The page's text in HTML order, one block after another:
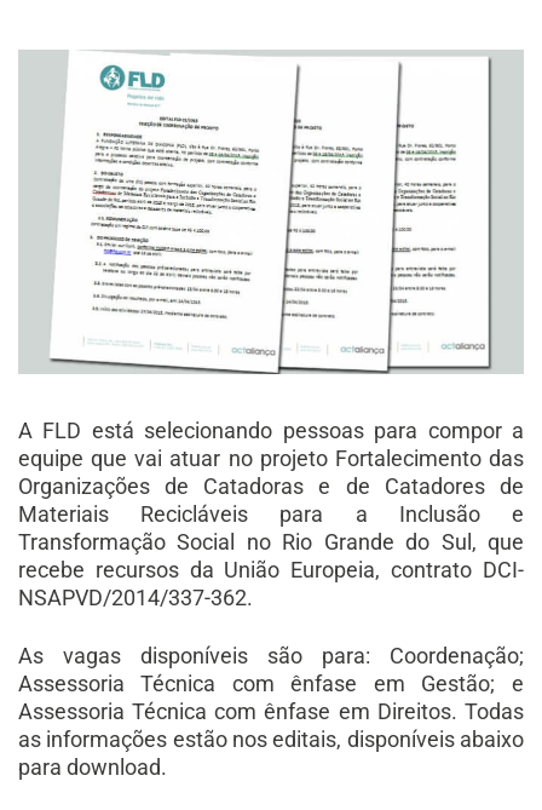
A FLD está selecionando pessoas para compor a
equipe que vai atuar no projeto Fortalecimento das
Organizações de Catadoras e de Catadores de
Materiais Recicláveis para a Inclusão e
Transformação Social no Rio Grande do Sul, que
recebe recursos da União Europeia, contrato DCI-
NSAPVD/2014/337-362.
As vagas disponíveis são para: Coordenação;
Assessoria Técnica com ênfase em Gestão; e
Assessoria Técnica com ênfase em Direitos. Todas
as informações estão nos editais, disponíveis abaixo
para download.